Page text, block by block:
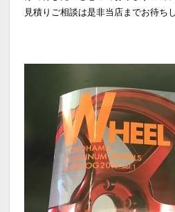
見積りご相談は是非当店までお待ち